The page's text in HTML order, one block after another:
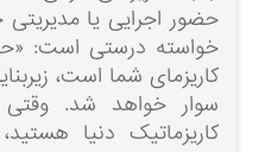
حضور اجرایی یا
خواسته درستی است:
کاریزمای شما است،
سوار خواهد شد. وقتی
کاریزماتیک دنیا